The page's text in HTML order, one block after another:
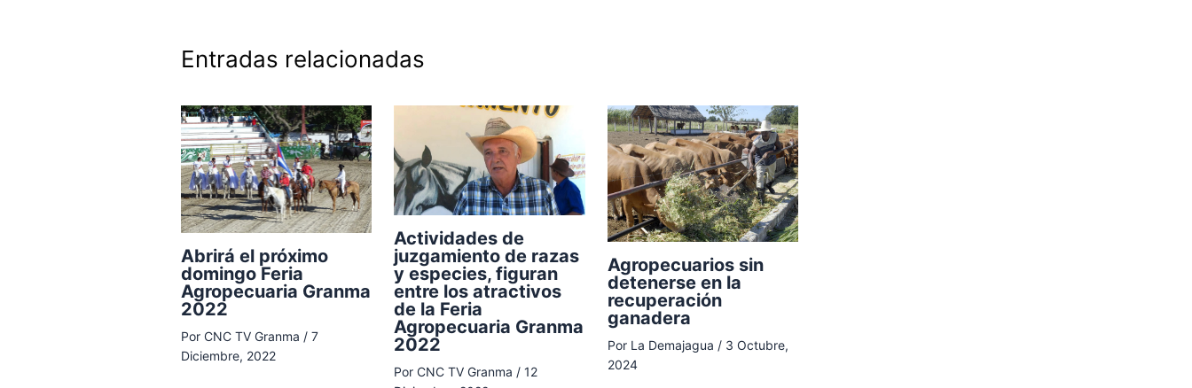
Entradas relacionadas
Abrirá el próximo
domingo Feria
Agropecuaria Granma
2022
Por CNC TV Granma / 7
Diciembre, 2022
Actividades de
juzgamiento de razas
y especies, figuran
entre los atractivos
de la Feria
Agropecuaria Granma
2022
Por CNC TV Granma / 12
Agropecuarios sin
detenerse en la
recuperación
ganadera
Por La Demajagua / 3 Octubre,
2024